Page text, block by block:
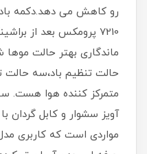
رو کاهش می دهد.دکمه
7210 پرومکس بعد از
ماندگاری بهتر حالت
حالت تنظیم باد،سه